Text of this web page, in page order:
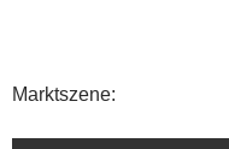
Marktszene: